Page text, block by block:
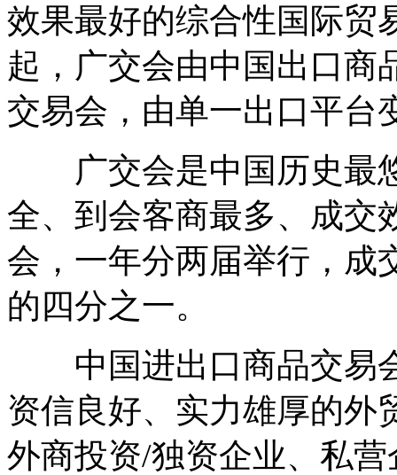
效果最好的综合性国际贸
起，广交会由中国出口商
交易会，由单一出口平台
广交会是中国历史最
全、到会客商最多、成交
会，一年分两届举行，成
的四分之一。
中国进出口商品交易
资信良好、实力雄厚的外
外商投资/独资企业、私